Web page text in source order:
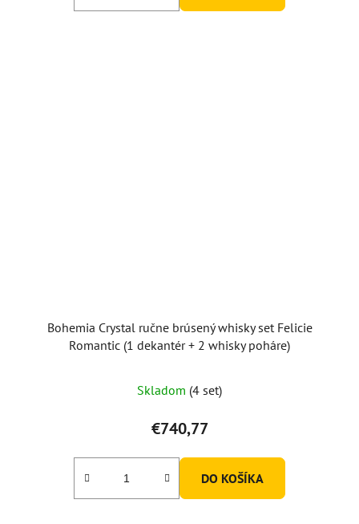
Bohemia Crystal ručne brúsený whisky set Felicie
Romantic (1 dekantér + 2 whisky poháre)
Skladom (4 set)
€740,77
DO KOŠÍKA